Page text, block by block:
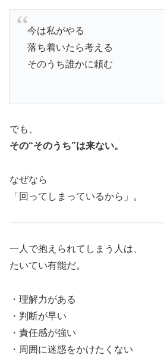
今は私がやる
落ち着いたら考える
そのうち誰かに頼む
でも、
その“そのうち”は来ない。
なぜなら
「回ってしまっているから」。
一人で抱えられてしまう人は、
たいてい有能だ。
・理解力がある
・判断が早い
・責任感が強い
・周囲に迷惑をかけたくない